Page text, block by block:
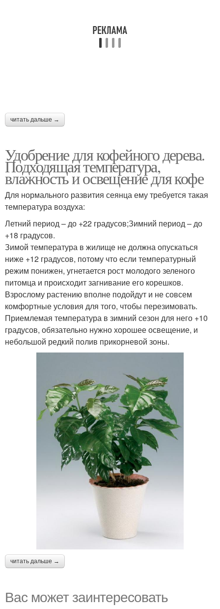
читать дальше →
Удобрение для кофейного дерева.
Подходящая температура,
влажность и освещение для кофе
Для нормального развития сеянца ему требуется такая
температура воздуха:
Летний период – до +22 градусов;Зимний период – до
+18 градусов.
Зимой температура в жилище не должна опускаться
ниже +12 градусов, потому что если температурный
режим понижен, угнетается рост молодого зеленого
питомца и происходит загнивание его корешков.
Взрослому растению вполне подойдут и не совсем
комфортные условия для того, чтобы перезимовать.
Приемлемая температура в зимний сезон для него +10
градусов, обязательно нужно хорошее освещение, и
небольшой редкий полив прикорневой зоны.
читать дальше →
Вас может заинтересовать